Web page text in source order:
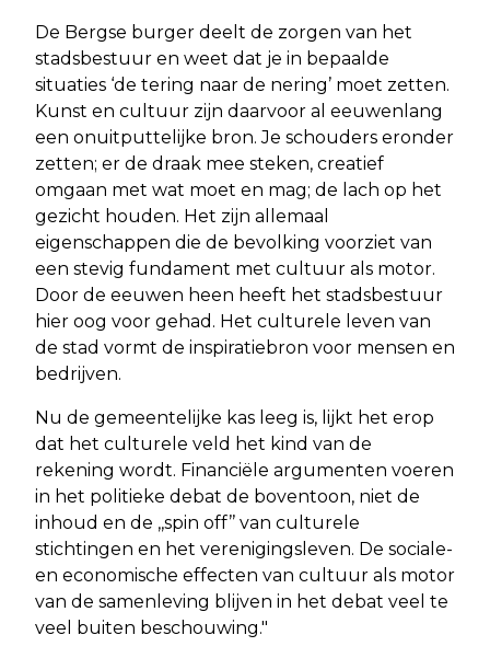
De Bergse burger deelt de zorgen van het
stadsbestuur en weet dat je in bepaalde
situaties ‘de tering naar de nering’ moet zetten.
Kunst en cultuur zijn daarvoor al eeuwenlang
een onuitputtelijke bron. Je schouders eronder
zetten; er de draak mee steken, creatief
omgaan met wat moet en mag; de lach op het
gezicht houden. Het zijn allemaal
eigenschappen die de bevolking voorziet van
een stevig fundament met cultuur als motor.
Door de eeuwen heen heeft het stadsbestuur
hier oog voor gehad. Het culturele leven van
de stad vormt de inspiratiebron voor mensen en
bedrijven.
Nu de gemeentelijke kas leeg is, lijkt het erop
dat het culturele veld het kind van de
rekening wordt. Financiële argumenten voeren
in het politieke debat de boventoon, niet de
inhoud en de ,,spin off’’ van culturele
stichtingen en het verenigingsleven. De sociale-
en economische effecten van cultuur als motor
van de samenleving blijven in het debat veel te
veel buiten beschouwing."